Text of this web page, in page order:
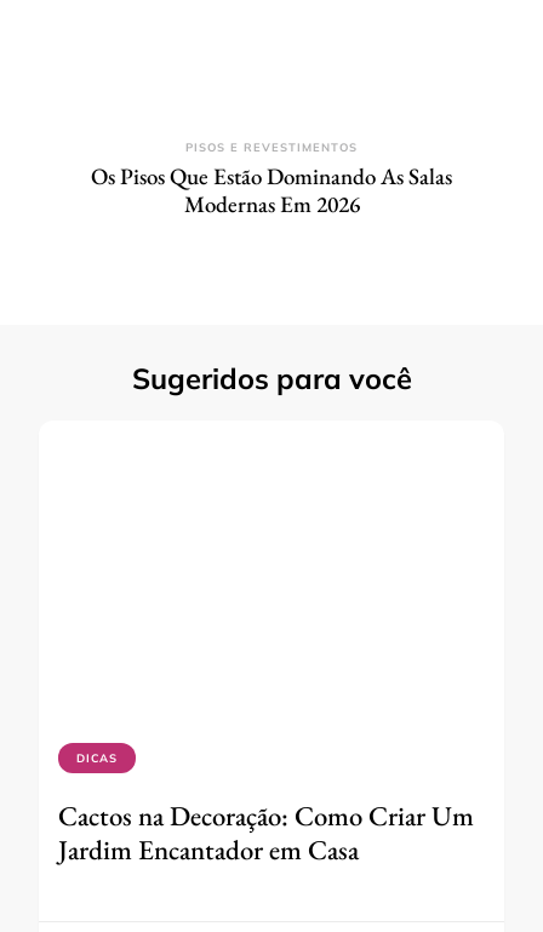
PISOS E REVESTIMENTOS
Os Pisos Que Estão Dominando As Salas
Modernas Em 2026
Sugeridos para você
DICAS
Cactos na Decoração: Como Criar Um
Jardim Encantador em Casa